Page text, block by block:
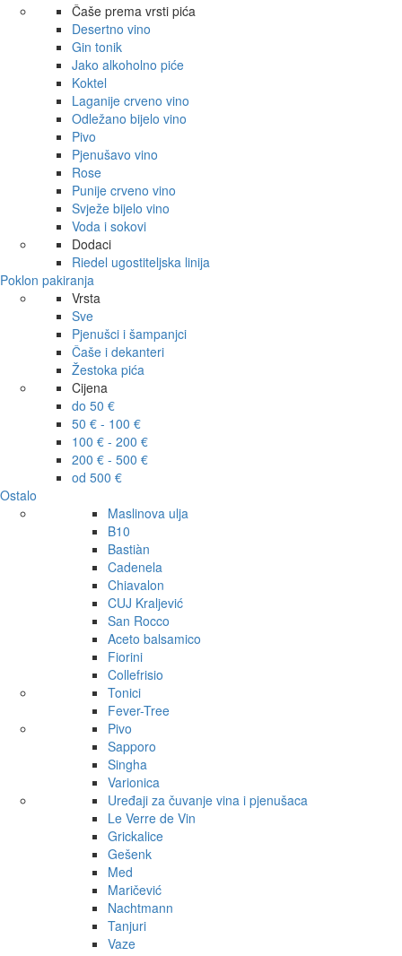
Čaše prema vrsti pića
Desertno vino
Gin tonik
Jako alkoholno piće
Koktel
Laganije crveno vino
Odležano bijelo vino
Pivo
Pjenušavo vino
Rose
Punije crveno vino
Svježe bijelo vino
Voda i sokovi
Dodaci
Riedel ugostiteljska linija
Poklon pakiranja
Vrsta
Sve
Pjenušci i šampanjci
Čaše i dekanteri
Žestoka pića
Cijena
do 50 €
50 € - 100 €
100 € - 200 €
200 € - 500 €
od 500 €
Ostalo
Maslinova ulja
B10
Bastiàn
Cadenela
Chiavalon
CUJ Kraljević
San Rocco
Aceto balsamico
Fiorini
Collefrisio
Tonici
Fever-Tree
Pivo
Sapporo
Singha
Varionica
Uređaji za čuvanje vina i pjenušaca
Le Verre de Vin
Grickalice
Gešenk
Med
Maričević
Nachtmann
Tanjuri
Vaze